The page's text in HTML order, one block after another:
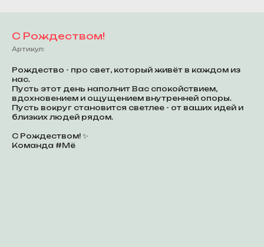
С Рождеством!
Артикул:
Рождество - про свет, который живёт в каждом из
нас.
Пусть этот день наполнит Вас спокойствием,
вдохновением и ощущением внутренней опоры.
Пусть вокруг становится светлее - от ваших идей и
близких людей рядом.
С Рождеством! ✨
Команда #Мё